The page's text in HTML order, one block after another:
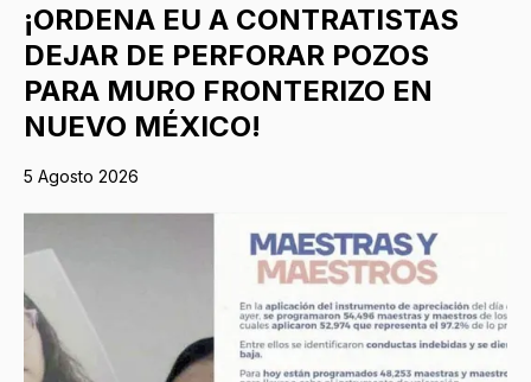
¡ORDENA EU A CONTRATISTAS
DEJAR DE PERFORAR POZOS
PARA MURO FRONTERIZO EN
NUEVO MÉXICO!
5 Agosto 2026